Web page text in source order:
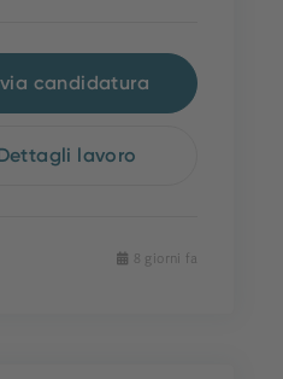
candidatura
lavoro
8 giorni fa